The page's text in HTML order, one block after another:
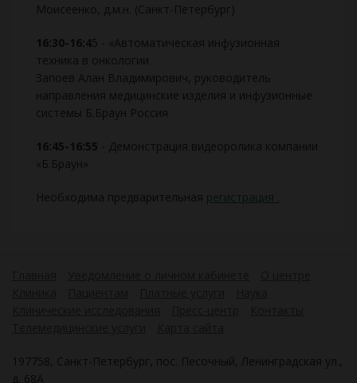
Моисеенко, д.м.н. (Санкт-Петербург)
16:30-16:45 - «Автоматическая инфузионная
техника в онкологии
Запоев Алан Владимирович, руководитель
направления медицинские изделия и инфузионные
системы Б.Браун Россия
16:45-16:55 - Демонстрация видеоролика компании
«Б.Браун»
Необходима предварительная регистрация .
197758, Санкт-Петербург, пос. Песочный, Ленинградская ул.,
д. 68А